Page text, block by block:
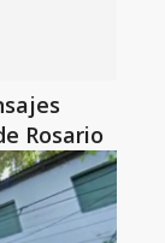
Rosario